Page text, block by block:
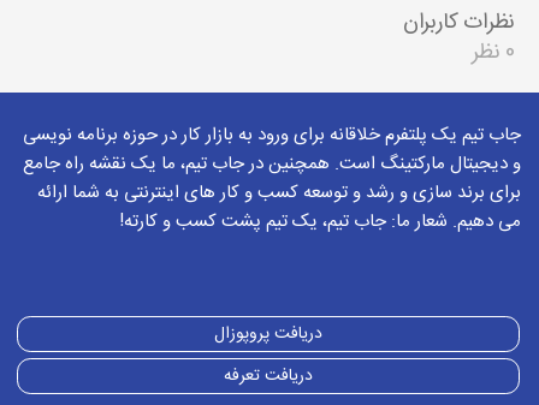
نظرات کاربران
0 نظر
جاب تیم یک پلتفرم خلاقانه برای ورود به بازار کار در حوزه برنامه نویسی
و دیجیتال مارکتینگ است. همچنین در جاب تیم، ما یک نقشه راه جامع
برای برند سازی و رشد و توسعه کسب و کار های اینترنتی به شما ارائه
می دهیم. شعار ما: جاب تیم، یک تیم پشت کسب و کارته!
دریافت پروپوزال
دریافت تعرفه